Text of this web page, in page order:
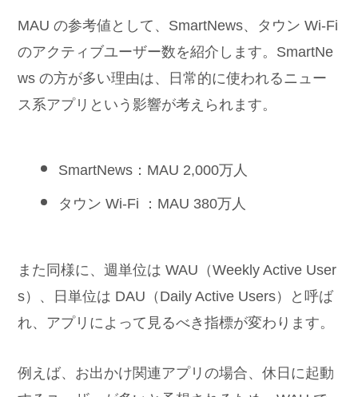
MAU の参考値として、SmartNews、タウン Wi-Fi
のアクティブユーザー数を紹介します。SmartNe
ws の方が多い理由は、日常的に使われるニュー
ス系アプリという影響が考えられます。
SmartNews：MAU 2,000万人
タウン Wi-Fi ：MAU 380万人
また同様に、週単位は WAU（Weekly Active User
s）、日単位は DAU（Daily Active Users）と呼ば
れ、アプリによって見るべき指標が変わります。
例えば、お出かけ関連アプリの場合、休日に起動